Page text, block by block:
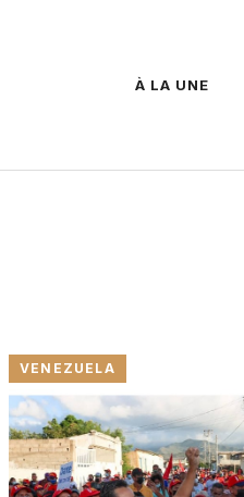
À LA UNE
VENEZUELA